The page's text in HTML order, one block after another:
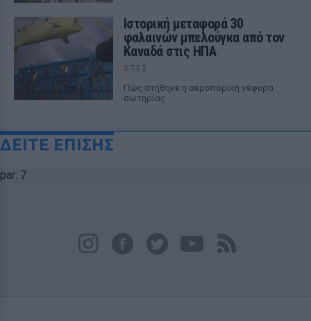
Ιστορική μεταφορά 30
φαλαινών μπελούγκα από τον
Καναδά στις ΗΠΑ
ΧΤΕΣ
Πώς στήθηκε η αεροπορική γέφυρα
σωτηρίας
ΔΕΙΤΕ ΕΠΙΣΗΣ
par: 7